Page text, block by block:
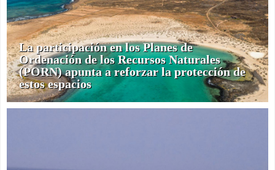
La participación en los Planes de
Ordenación de los Recursos Naturales
(PORN) apunta a reforzar la protección de
estos espacios